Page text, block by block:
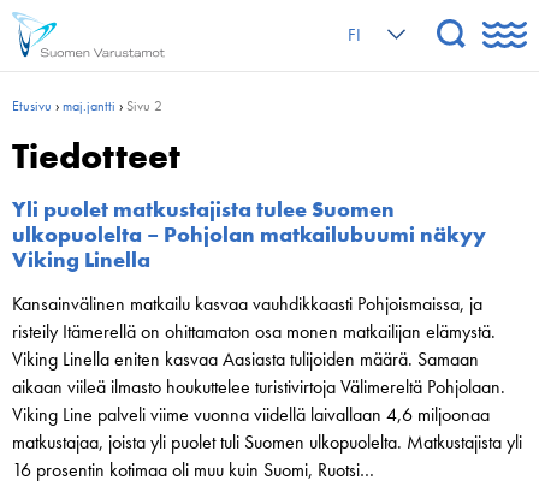
FI
Etusivu ›maj.jantti ›Sivu 2
Tiedotteet
Yli puolet matkustajista tulee Suomen
ulkopuolelta – Pohjolan matkailubuumi näkyy
Viking Linella
Kansainvälinen matkailu kasvaa vauhdikkaasti Pohjoismaissa, ja
risteily Itämerellä on ohittamaton osa monen matkailijan elämystä.
Viking Linella eniten kasvaa Aasiasta tulijoiden määrä. Samaan
aikaan viileä ilmasto houkuttelee turistivirtoja Välimereltä Pohjolaan.
Viking Line palveli viime vuonna viidellä laivallaan 4,6 miljoonaa
matkustajaa, joista yli puolet tuli Suomen ulkopuolelta. Matkustajista yli
16 prosentin kotimaa oli muu kuin Suomi, Ruotsi…